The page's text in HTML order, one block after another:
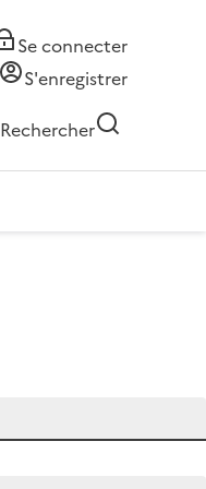
Se connecter
S'enregistrer
Rechercher